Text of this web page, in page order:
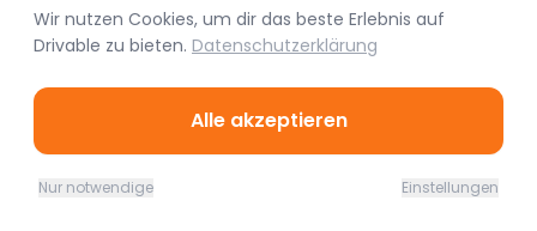
FAQ
TikTok
Wir nutzen Cookies, um dir das beste Erlebnis auf
Drivable zu bieten. Datenschutzerklärung
Alle akzeptieren
Nur notwendige Einstellungen